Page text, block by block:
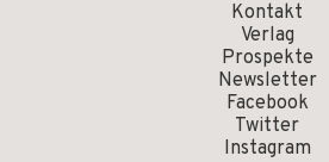
Kontakt
Verlag
Prospekte
Newsletter
Facebook
Twitter
Instagram